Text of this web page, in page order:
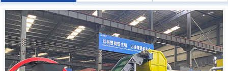
品
视
频
现
场
方